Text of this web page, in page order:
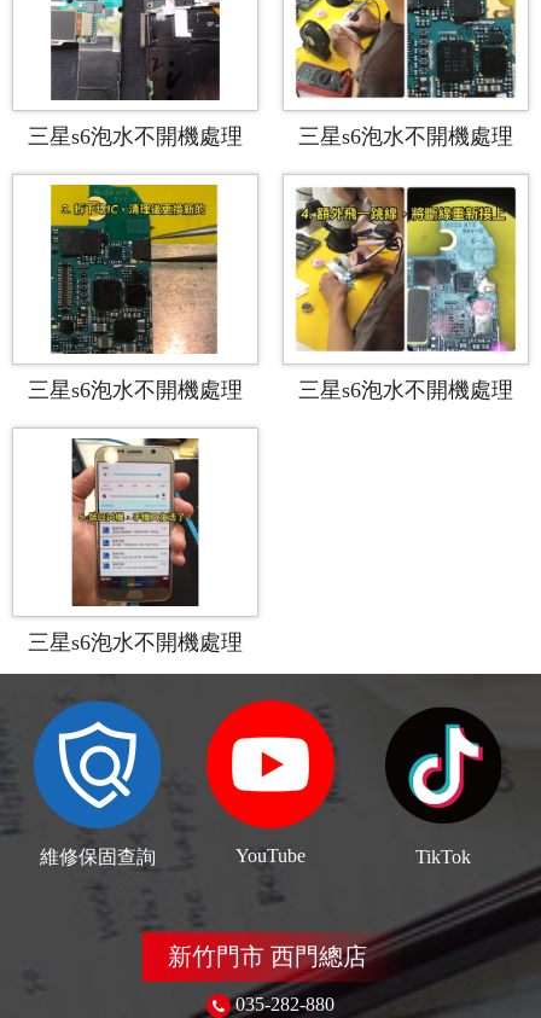
三星s6泡水不開機處理 三星s6泡水不開機處理
三星s6泡水不開機處理 三星s6泡水不開機處理
三星s6泡水不開機處理
維修保固查詢 YouTube TikTok
新竹門市 西門總店
035-282-880